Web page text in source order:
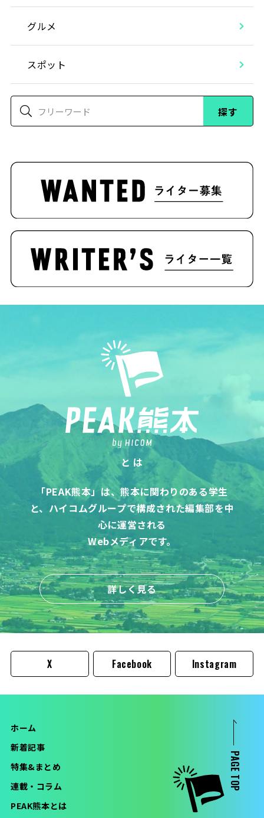
グルメ
スポット
探す
と は
「PEAK熊本」は、熊本に関わりのある学生
と、 ハイコムグループで構成された編集部を中
心に運営される
Webメディアです。
詳しく見る
X Facebook Instagram
ホーム
新着記事
特集&まとめ
連載・コラム
PEAK熊本とは
PAGE TOP